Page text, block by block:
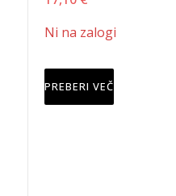
je
19,00 €.
je:
Ni na zalogi
PREBERI VEČ